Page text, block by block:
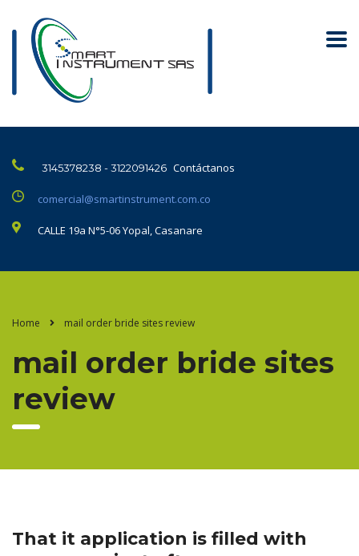
3145378238 - 3122091426 Contáctanos
comercial@smartinstrument.com.co
CALLE 19a N°5-06 Yopal, Casanare
Home mail order bride sites review
mail order bride sites
review
That it application is filled with